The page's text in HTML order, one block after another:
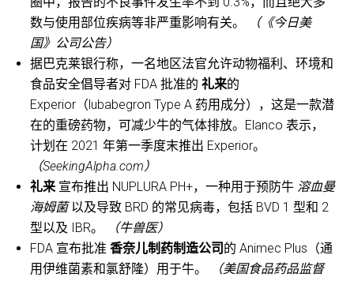
数与使用部位疾病等非严重影响有关。
（《今日美
国》公司公告）
据巴克莱银行称，一名地区法官允许动物福利、环境和
食品安全倡导者对 FDA 批准的礼来的
Experior（lubabegron Type A 药用成分），这是一款潜
在的重磅药物，可减少牛的气体排放。Elanco 表示，
计划在 2021 年第一季度末推出 Experior。
（SeekingAlpha.com）
礼来宣布推出 NUPLURA PH+，一种用于预防牛 溶血曼
海姆菌以及导致 BRD 的常见病毒，包括 BVD 1 型和 2
型以及 IBR。
（牛兽医）
FDA 宣布批准香奈儿制药制造公司 的 Animec Plus（通
用伊维菌素和氯舒隆）用于牛。
（美国食品药品监督